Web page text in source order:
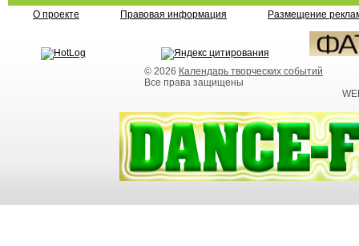
О проекте Правовая информация Размещение
© 2026 Календарь творческих событий
Все права защищены